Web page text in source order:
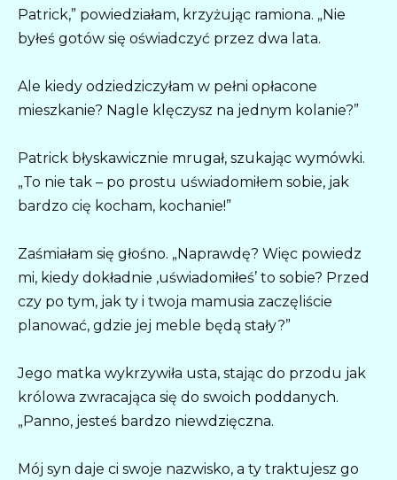
Patrick,” powiedziałam, krzyżując ramiona. „Nie
byłeś gotów się oświadczyć przez dwa lata.
Ale kiedy odziedziczyłam w pełni opłacone
mieszkanie? Nagle klęczysz na jednym kolanie?”
Patrick błyskawicznie mrugał, szukając wymówki.
„To nie tak – po prostu uświadomiłem sobie, jak
bardzo cię kocham, kochanie!”
Zaśmiałam się głośno. „Naprawdę? Więc powiedz
mi, kiedy dokładnie ‚uświadomiłeś’ to sobie? Przed
czy po tym, jak ty i twoja mamusia zaczęliście
planować, gdzie jej meble będą stały?”
Jego matka wykrzywiła usta, stając do przodu jak
królowa zwracająca się do swoich poddanych.
„Panno, jesteś bardzo niewdzięczna.
Mój syn daje ci swoje nazwisko, a ty traktujesz go